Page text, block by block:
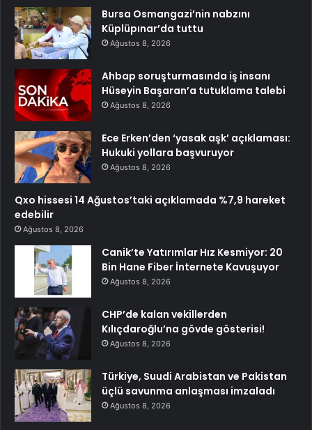
Bursa Osmangazi’nin nabzını
Küplüpınar’da tuttu
Ağustos 8, 2026
Ahbap soruşturmasında iş insanı
Hüseyin Başaran’a tutuklama talebi
Ağustos 8, 2026
Ece Erken’den ‘yasak aşk’ açıklaması:
Hukuki yollara başvuruyor
Ağustos 8, 2026
Qxo hissesi 14 Ağustos’taki açıklamada %7,9 hareket
edebilir
Ağustos 8, 2026
Canik’te Yatırımlar Hız Kesmiyor: 20
Bin Hane Fiber İnternete Kavuşuyor
Ağustos 8, 2026
CHP’de kalan vekillerden
Kılıçdaroğlu’na gövde gösterisi!
Ağustos 8, 2026
Türkiye, Suudi Arabistan ve Pakistan
üçlü savunma anlaşması imzaladı
Ağustos 8, 2026